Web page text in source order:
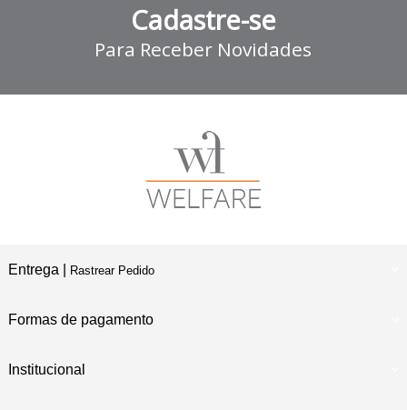
Cadastre-se
Para Receber Novidades
Entrega | Rastrear Pedido
Formas de pagamento
Institucional